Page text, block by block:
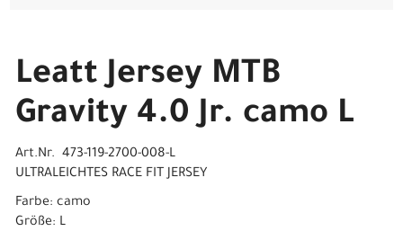
Leatt Jersey MTB
Gravity 4.0 Jr. camo L
Art.Nr. 473-119-2700-008-L
ULTRALEICHTES RACE FIT JERSEY
Farbe: camo
Größe: L